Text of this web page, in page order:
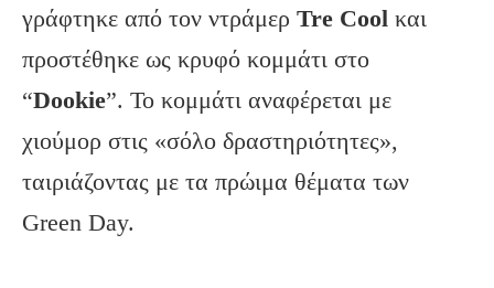
γράφτηκε από τον ντράμερ Tre Cool και
προστέθηκε ως κρυφό κομμάτι στο
“Dookie”. Το κομμάτι αναφέρεται με
χιούμορ στις «σόλο δραστηριότητες»,
ταιριάζοντας με τα πρώιμα θέματα των
Green Day.